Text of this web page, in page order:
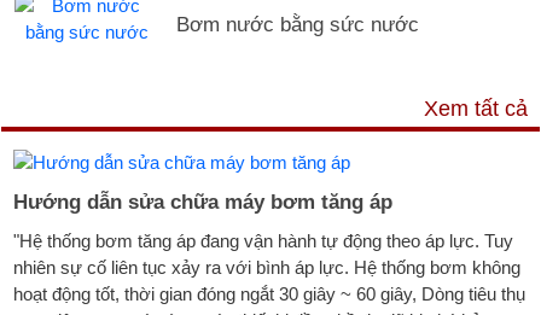
Bơm nước bằng sức nước
Xem tất cả
Hướng dẫn sửa chữa máy bơm tăng áp
"Hệ thống bơm tăng áp đang vận hành tự động theo áp lực. Tuy
nhiên sự cố liên tục xảy ra với bình áp lực. Hệ thống bơm không
hoạt động tốt, thời gian đóng ngắt 30 giây ~ 60 giây, Dòng tiêu thụ